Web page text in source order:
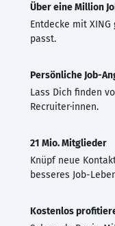
Über eine Million
Entdecke mit
passt.
Persönliche Job-
Lass Dich finden
Recruiter·innen.
21 Mio. Mitglieder
Knüpf neue
besseres Job-
Kostenlos